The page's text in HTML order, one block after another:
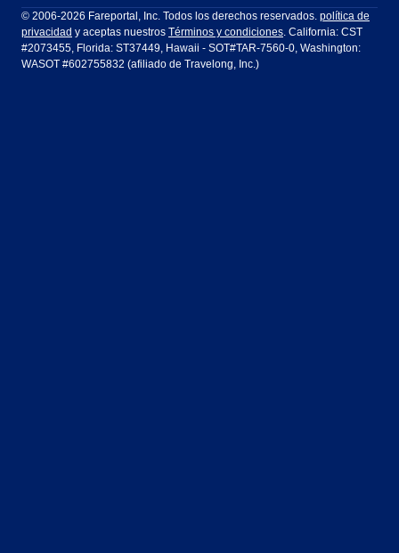
LATAM Airlines Lufthansa
Air Europa Turkish Airlines
Ft Lauderdale Honolulu
Houston Las Vegas
Miami
Dublín Frankfurt
Guadalajara Lima
© 2006-2026 Fareportal, Inc. Todos los derechos reservados. política de
privacidad y aceptas nuestros Términos y condiciones. California: CST
#2073455, Florida: ST37449, Hawaii - SOT#TAR-7560-0, Washington:
WASOT #602755832 (afiliado de Travelong, Inc.)